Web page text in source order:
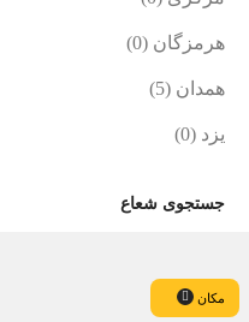
هرمزگان (0)
همدان (5)
یزد (0)
جستجوی شعاع
مکان